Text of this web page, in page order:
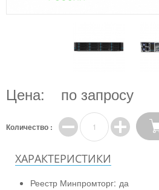
Цена: по запросу
Количество :
ХАРАКТЕРИСТИКИ
Реестр Минпромторг: да